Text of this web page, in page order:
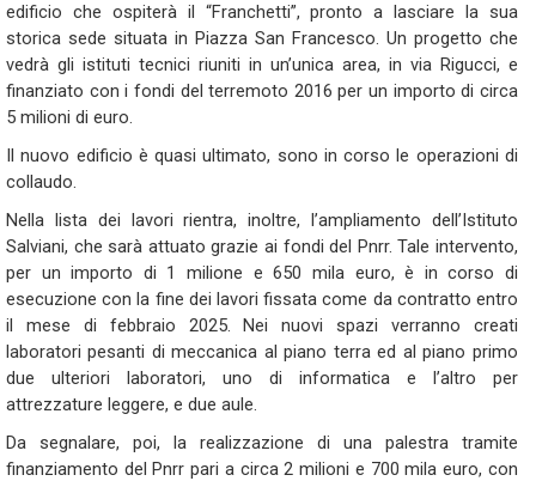
edificio che ospiterà il “Franchetti”, pronto a lasciare la sua
storica sede situata in Piazza San Francesco. Un progetto che
vedrà gli istituti tecnici riuniti in un’unica area, in via Rigucci, e
finanziato con i fondi del terremoto 2016 per un importo di circa
5 milioni di euro.
Il nuovo edificio è quasi ultimato, sono in corso le operazioni di
collaudo.
Nella lista dei lavori rientra, inoltre, l’ampliamento dell’Istituto
Salviani, che sarà attuato grazie ai fondi del Pnrr. Tale intervento,
per un importo di 1 milione e 650 mila euro, è in corso di
esecuzione con la fine dei lavori fissata come da contratto entro
il mese di febbraio 2025. Nei nuovi spazi verranno creati
laboratori pesanti di meccanica al piano terra ed al piano primo
due ulteriori laboratori, uno di informatica e l’altro per
attrezzature leggere, e due aule.
Da segnalare, poi, la realizzazione di una palestra tramite
finanziamento del Pnrr pari a circa 2 milioni e 700 mila euro, con